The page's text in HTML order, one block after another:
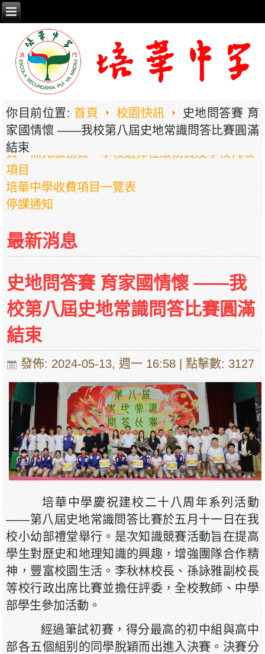
你目前位置: 首頁 校園快訊
史地問答賽 育
家國情懷 ——我校第八屆史地常識問答比賽圓滿
結束
2026年职业教育国家教学成果奖申报——《普职
相融，技教生香——澳门三融六通九评教育模式
建构》
費、補充服務費、學校選擇性服務費及學校代收
項目
培華中學收費項目一覽表
停課通知
最新消息
史地問答賽 育家國情懷 ——我
校第八屆史地常識問答比賽圓滿
結束
發佈: 2024-05-13, 週一 16:58 | 點擊數: 3127
培華中學慶祝建校二十八周年系列活動
——第八屆史地常識問答比賽於五月十一日在我
校小幼部禮堂舉行。是次知識競賽活動旨在提高
學生對歷史和地理知識的興趣，增強團隊合作精
神，豐富校園生活。李秋林校長、孫詠雅副校長
等校行政出席比賽並擔任評委，全校教師、中學
部學生參加活動。
經過筆試初賽，得分最高的初中組與高中
部各五個組别的同學脫穎而出進入決賽。決賽分